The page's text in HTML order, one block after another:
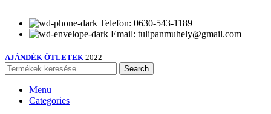
Telefon: 0630-543-1189
Email: tulipanmuhely@gmail.com
AJÁNDÉK ÖTLETEK 2022
Search
Menu
Categories